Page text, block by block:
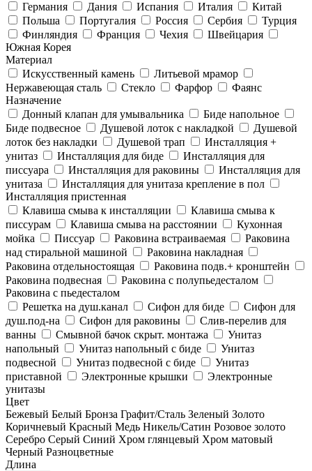
Германия
Дания Испания Италия
Китай
Польша
Португалия Россия Сербия
Турция
Финляндия
Франция Чехия
Швейцария
Южная Корея
Материал
Искусственный камень
Литьевой мрамор
Нержавеющая сталь
Стекло Фарфор
Фаянс
Назначение
Донный клапан для умывальника
Биде напольное
Биде подвесное
Душевой лоток с накладкой
Душевой
лоток без накладки
Душевой трап
Инсталляция +
унитаз
Инсталляция для биде
Инсталляция для
писсуара
Инсталляция для раковины
Инсталляция для
унитаза
Инсталляция для унитаза крепление в пол
Инсталляция пристенная
Клавиша смыва к инсталляции
Клавиша смыва к
писсурам
Клавиша смыва на расстоянии
Кухонная
мойка
Писсуар Раковина встраиваемая
Раковина
над стиральной машиной
Раковина накладная
Раковина отдельностоящая
Раковина подв.+ кронштейн
Раковина подвесная
Раковина с полупьедесталом
Раковина с пьедесталом
Решетка на душ.канал
Сифон для биде
Сифон для
душ.под-на
Сифон для раковины
Слив-перелив для
ванны
Смывной бачок скрыт. монтажа
Унитаз
напольный
Унитаз напольный с биде
Унитаз
подвесной
Унитаз подвесной с биде
Унитаз
приставной
Электронные крышки
Электронные
унитазы
Цвет
Бежевый Белый Бронза Графит/Сталь Зеленый Золото
Коричневый Красный Медь Никель/Сатин Розовое золото
Серебро Серый Синий Хром глянцевый Хром матовый
Черный Разноцветные
Длина